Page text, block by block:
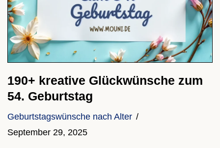
190+ kreative Glückwünsche zum
54. Geburtstag
Geburtstagswünsche nach Alter
September 29, 2025